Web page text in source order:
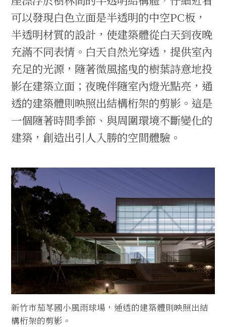
可以發現白色立面是半透明的中空PC板，
半透明材質的設計，使建築體從白天到夜晚
充滿不同表情。白天自然光穿透，提供室內
充足的光源，隨著微風搖曳的樹葉詩意地投
影在建築立面；夜晚伴隨室內燈光點亮，通
透的建築體則映照出結構桁架的剪影。這是
一個隨著時間季節、與周圍環境不斷變化的
建築，創造出引人入勝的空間體驗。
新竹市茄苳國小風雨球場，通透的建築體則映照出結
構桁架的剪影。